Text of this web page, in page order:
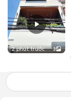
2 phút trước 3